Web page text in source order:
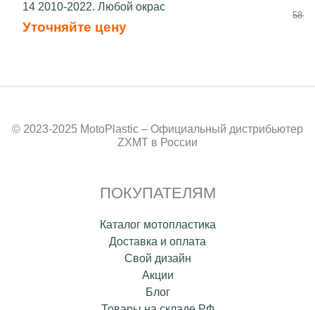
14 2010-2022. Любой окрас
Уточняйте цену
58
© 2023-2025 MotoPlastic – Официальный дистрибьютер
ZXMT в России
ПОКУПАТЕЛЯМ
Каталог мотопластика
Доставка и оплата
Свой дизайн
Акции
Блог